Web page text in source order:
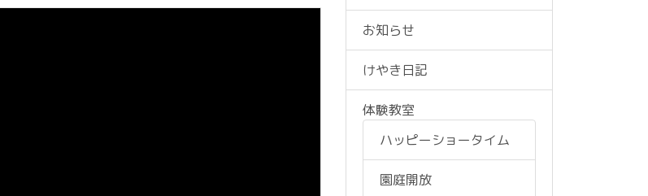
お知らせ
けやき日記
体験教室
ハッピーショータイム
園庭開放